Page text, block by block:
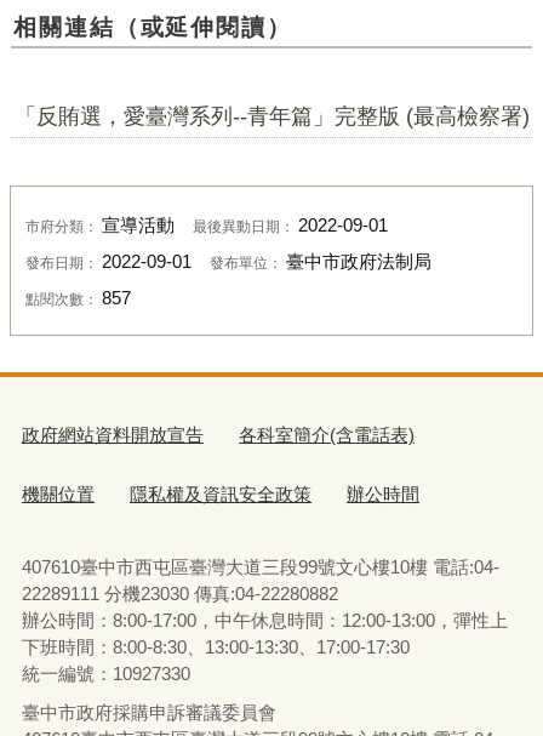
相關連結（或延伸閱讀）
「反賄選，愛臺灣系列--青年篇」完整版 (最高檢察署)
市府分類： 宣導活動 最後異動日期： 2022-09-01
發布日期： 2022-09-01 發布單位： 臺中市政府法制局
點閱次數： 857
政府網站資料開放宣告 各科室簡介(含電話表)
機關位置 隱私權及資訊安全政策 辦公時間
407610臺中市西屯區臺灣大道三段99號文心樓10樓 電話:04-
22289111 分機23030 傳真:04-22280882
辦公時間：8:00-17:00，中午休息時間：12:00-13:00，彈性上
下班時間：8:00-8:30、13:00-13:30、17:00-17:30
統一編號：10927330
臺中市政府採購申訴審議委員會